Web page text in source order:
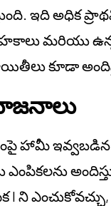
ఇది అధిక
మరియు
కూడా
హామీ ఇవ్వబడిన
I ని